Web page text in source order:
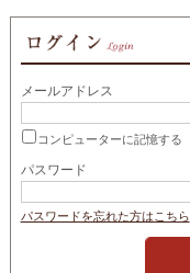
メールアドレス
コンピューターに記憶する
パスワード
パスワードを忘れた方はこちら